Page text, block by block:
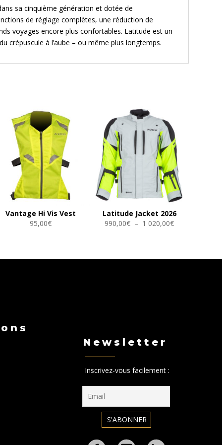
sa cinquième génération et dotée de
de réglage complètes, une réduction de
voyages encore plus confortables. Latitude est un
crépuscule à l’aube – ou même plus longtemps.
Vantage Hi Vis Vest
95,00€
Latitude Jacket 2026
990,00€ – 1 020,00€Plage
990,00€
Newsletter
Inscrivez-vous facilement :